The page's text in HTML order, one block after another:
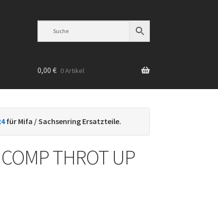
0,00 € 0 Artikel
für Mifa / Sachsenring Ersatzteile.
THROT UP